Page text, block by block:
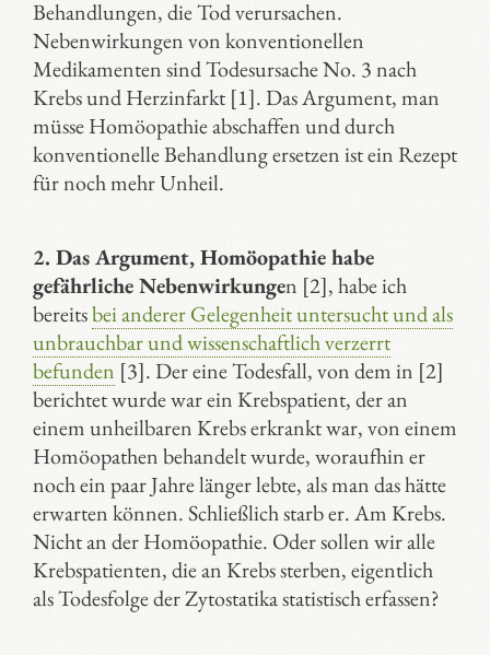
Behandlungen, die Tod verursachen.
Nebenwirkungen von konventionellen
Medikamenten sind Todesursache No. 3 nach
Krebs und Herzinfarkt [1]. Das Argument, man
müsse Homöopathie abschaffen und durch
konventionelle Behandlung ersetzen ist ein Rezept
für noch mehr Unheil.
2. Das Argument, Homöopathie habe
gefährliche Nebenwirkungen [2], habe ich
bereitsbei anderer Gelegenheit untersucht und als
unbrauchbar und wissenschaftlich verzerrt
befunden [3]. Der eine Todesfall, von dem in [2]
berichtet wurde war ein Krebspatient, der an
einem unheilbaren Krebs erkrankt war, von einem
Homöopathen behandelt wurde, woraufhin er
noch ein paar Jahre länger lebte, als man das hätte
erwarten können. Schließlich starb er. Am Krebs.
Nicht an der Homöopathie. Oder sollen wir alle
Krebspatienten, die an Krebs sterben, eigentlich
als Todesfolge der Zytostatika statistisch erfassen?